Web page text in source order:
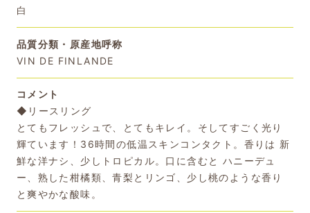
白
品質分類・原産地呼称
VIN DE FINLANDE
コメント
◆リースリング
とてもフレッシュで、とてもキレイ。そしてすごく光り
輝ています！36時間の低温スキンコンタクト。香りは 新
鮮な洋ナシ、少しトロピカル。口に含むと ハニーデュ
ー、熟した柑橘類、青梨とリンゴ、少し桃のような香り
と爽やかな酸味。